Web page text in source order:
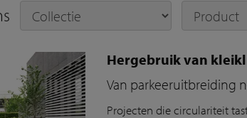
Hergebruik van
Van parkeeruitbreiding
Projecten die circulariteit